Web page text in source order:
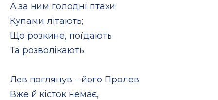
А за ним голодні птахи
Купами літають;
Що розкине, поїдають
Та розволікають.
Лев поглянув – його Пролев
Вже й кісток немає,